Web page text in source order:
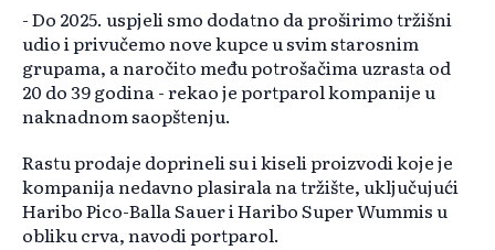
- Do 2025. uspjeli smo dodatno da proširimo tržišni
udio i privučemo nove kupce u svim starosnim
grupama, a naročito među potrošačima uzrasta od
20 do 39 godina - rekao je portparol kompanije u
naknadnom saopštenju.
Rastu prodaje doprineli su i kiseli proizvodi koje je
kompanija nedavno plasirala na tržište, uključujući
Haribo Pico-Balla Sauer i Haribo Super Wummis u
obliku crva, navodi portparol.